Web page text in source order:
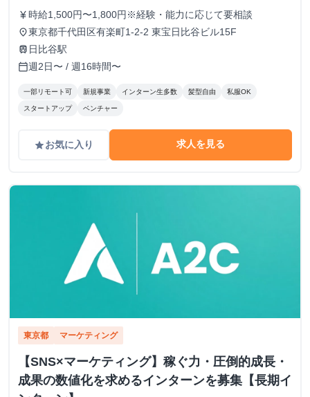
currency_yen 時給1,500円〜1,800円※経験・能力に応じて要相談
place東京都千代田区有楽町1-2-2 東宝日比谷ビル15F
train 日比谷駅
calendar_today週2日〜 / 週16時間〜
一部リモート可 新規事業 インターン生多数 髪型自由 私服OK
スタートアップ ベンチャー
gradeお気に入り 求人を見る
東京都 マーケティング
【SNS×マーケティング】稼ぐ力・圧倒的成長・
成果の数値化を求めるインターンを募集【長期イ